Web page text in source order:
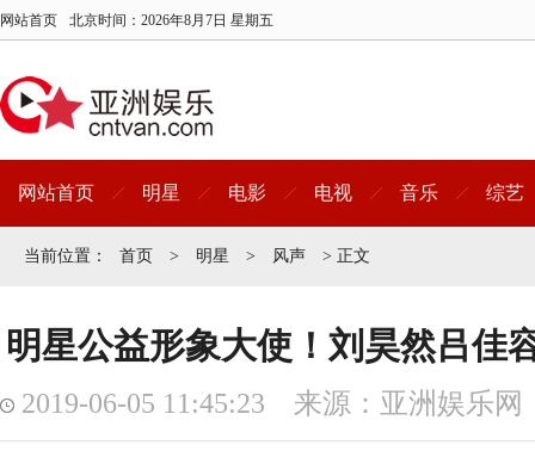
网站首页 北京时间： 2026年8月7日 星期五
网站首页 明星 电影 电视 音乐 综艺
当前位置： 首页 > 明星 > 风声 > 正文
明星公益形象大使！刘昊然吕佳
2019-06-05 11:45:23 来源：亚洲娱乐网